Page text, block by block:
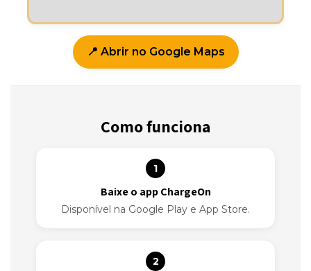
📍 Abrir no Google Maps
Como funciona
1
Baixe o app ChargeOn
Disponível na Google Play e App Store.
2